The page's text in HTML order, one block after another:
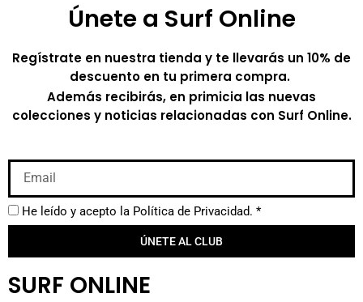
Únete a Surf Online
Regístrate en nuestra tienda y te llevarás un 10% de
descuento en tu primera compra.
Además recibirás, en primicia las nuevas
colecciones y noticias relacionadas con Surf Online.
He leído y acepto la Política de Privacidad. *
ÚNETE AL CLUB
SURF ONLINE